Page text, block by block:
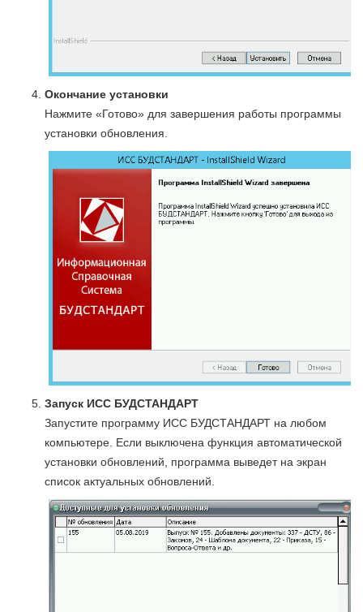
Окончание установки
Нажмите «Готово» для завершения работы программы
установки обновления.
Запуск ИСС БУДСТАНДАРТ
Запустите программу ИСС БУДСТАНДАРТ на любом
компьютере. Если выключена функция автоматической
установки обновлений, программа выведет на экран
список актуальных обновлений.